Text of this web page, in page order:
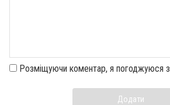
Розміщуючи коментар, я погоджуюся з
Додати